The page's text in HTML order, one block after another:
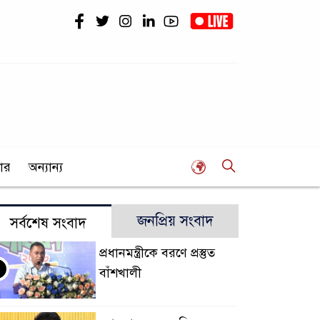
অন্যান্য
সর্বশেষ সংবাদ জনপ্রিয় সংবাদ
প্রধানমন্ত্রীকে বরণে প্রস্তুত
বাঁশখালী